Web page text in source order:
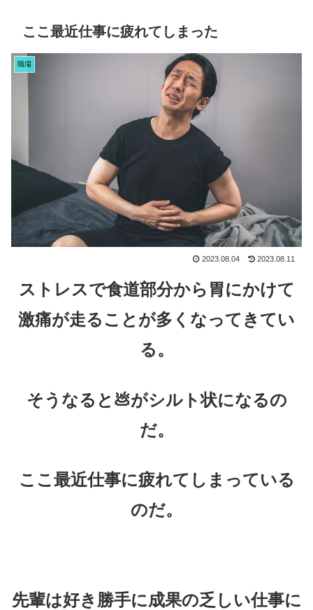
ここ最近仕事に疲れてしまった
職場
2023.08.04 2023.08.11
ストレスで食道部分から胃にかけて
激痛が走ることが多くなってきてい
る。
そうなると💩がシルト状になるの
だ。
ここ最近仕事に疲れてしまっている
のだ。
先輩は好き勝手に成果の乏しい仕事に